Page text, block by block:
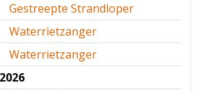
Gestreepte Strandloper
Waterrietzanger
Waterrietzanger